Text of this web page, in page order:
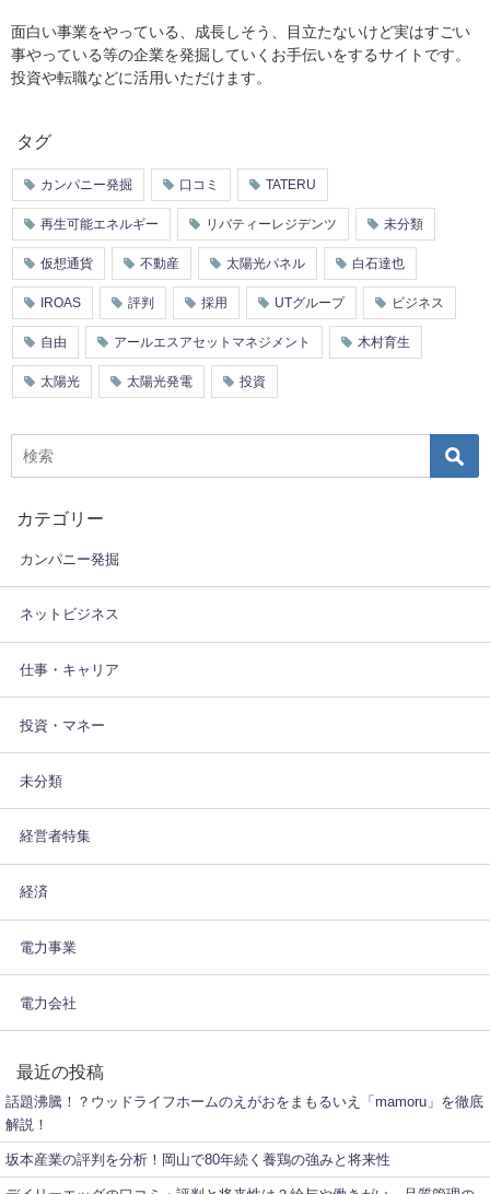
面白い事業をやっている、成長しそう、目立たないけど実はすごい
事やっている等の企業を発掘していくお手伝いをするサイトです。
投資や転職などに活用いただけます。
タグ
カンパニー発掘 口コミ TATERU
再生可能エネルギー リバティーレジデンツ 未分類
仮想通貨 不動産 太陽光パネル 白石達也
IROAS 評判 採用 UTグループ ビジネス
自由 アールエスアセットマネジメント 木村育生
太陽光 太陽光発電 投資
カテゴリー
カンパニー発掘
ネットビジネス
仕事・キャリア
投資・マネー
未分類
経営者特集
経済
電力事業
電力会社
最近の投稿
話題沸騰！？ウッドライフホームのえがおをまもるいえ「mamoru」を徹底
解説！
坂本産業の評判を分析！岡山で80年続く養鶏の強みと将来性